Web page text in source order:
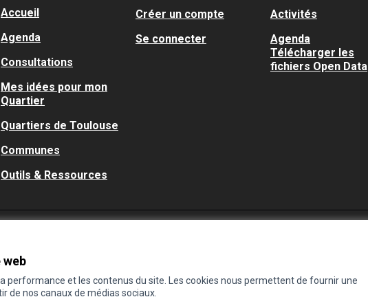
performance et les contenus du site. Les cookies nous permettent de fournir une
de nos canaux de médias sociaux.
Accueil
Agenda
Consultations
Mes idées pour mon
Quartier
Quartiers de Toulouse
Communes
Outils & Ressources
Créer un compte
Se connecter
Activités
Agenda
Télécharger les
fichiers Open Data